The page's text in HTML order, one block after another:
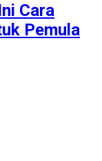
Cara
Pemula